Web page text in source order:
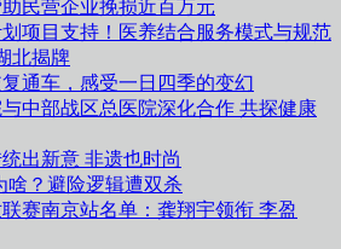
民营企业挽损近百万元
项目支持！医养结合服务模式与规范
北揭牌
通车，感受一日四季的变幻
中部战区总医院深化合作 共探健康
出新意 非遗也时尚
啥？避险逻辑遭双杀
赛南京站名单：龚翔宇领衔 李盈